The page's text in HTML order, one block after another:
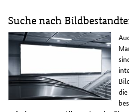
Suche nach
die